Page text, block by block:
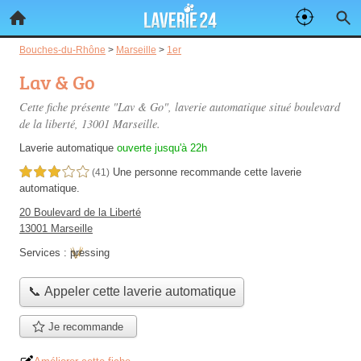
Bouches-du-Rhône > Marseille > 1er
Lav & Go
Cette fiche présente "Lav & Go", laverie automatique situé boulevard
de la liberté, 13001 Marseille.
Laverie automatique ouverte jusqu'à 22h
3,0 étoiles sur 5 (41) Une personne recommande cette laverie
automatique.
20 Boulevard de la Liberté
13001 Marseille
Services : pressing
📞 Appeler cette laverie automatique
Je recommande